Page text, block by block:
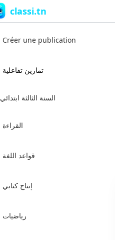
classi.tn
Créer une publication
تمارين تفاعلية
السنة الثالثة ابتدائي
القراءة
قواعد اللغة
إنتاج كتابي
رياضيات